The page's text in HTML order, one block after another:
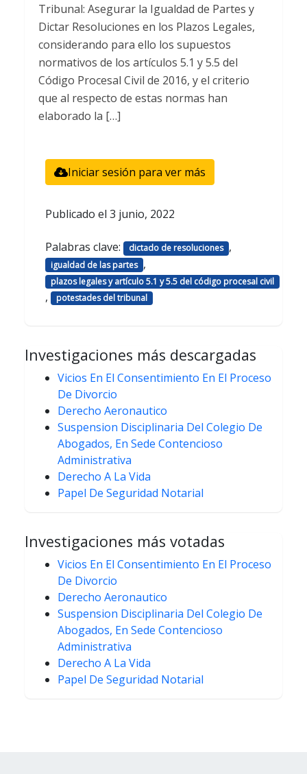
Tribunal: Asegurar la Igualdad de Partes y
Dictar Resoluciones en los Plazos Legales,
considerando para ello los supuestos
normativos de los artículos 5.1 y 5.5 del
Código Procesal Civil de 2016, y el criterio
que al respecto de estas normas han
elaborado la […]
Iniciar sesión para ver más
Publicado el 3 junio, 2022
Palabras clave: dictado de resoluciones ,
igualdad de las partes ,
plazos legales y artículo 5.1 y 5.5 del código procesal civil
, potestades del tribunal
Investigaciones más descargadas
Vicios En El Consentimiento En El Proceso
De Divorcio
Derecho Aeronautico
Suspension Disciplinaria Del Colegio De
Abogados, En Sede Contencioso
Administrativa
Derecho A La Vida
Papel De Seguridad Notarial
Investigaciones más votadas
Vicios En El Consentimiento En El Proceso
De Divorcio
Derecho Aeronautico
Suspension Disciplinaria Del Colegio De
Abogados, En Sede Contencioso
Administrativa
Derecho A La Vida
Papel De Seguridad Notarial